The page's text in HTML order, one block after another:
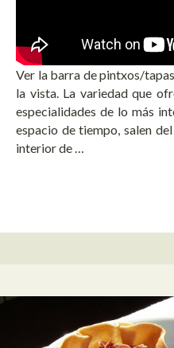
Ver la barra de pintxos/
la vista. La variedad que
especialidades de lo más
espacio de tiempo, salen
interior de …